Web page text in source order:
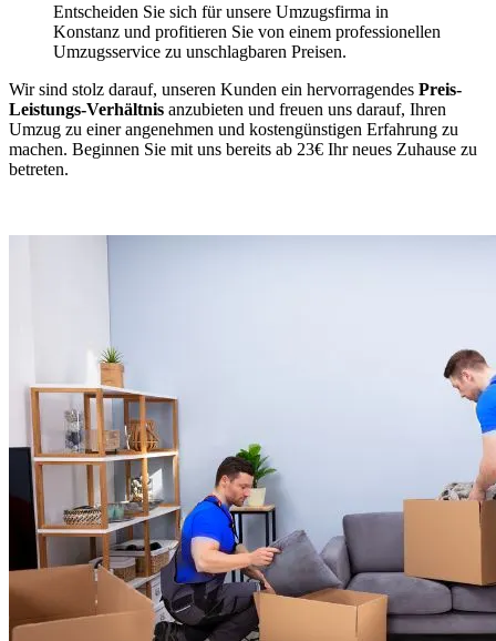
Entscheiden Sie sich für unsere Umzugsfirma in
Konstanz und profitieren Sie von einem professionellen
Umzugsservice zu unschlagbaren Preisen.
Wir sind stolz darauf, unseren Kunden ein hervorragendes Preis-
Leistungs-Verhältnis anzubieten und freuen uns darauf, Ihren
Umzug zu einer angenehmen und kostengünstigen Erfahrung zu
machen. Beginnen Sie mit uns bereits ab 23€ Ihr neues Zuhause zu
betreten.